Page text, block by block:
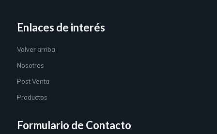
Enlaces de interés
Volver arriba
Nosotros
Post Venta
Productos
Formulario de Contacto